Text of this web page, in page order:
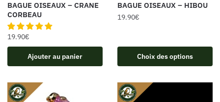
BAGUE OISEAUX – CRANE
CORBEAU
19.90€
Ajouter au panier
BAGUE OISEAUX – HIBOU
19.90€
Choix des options